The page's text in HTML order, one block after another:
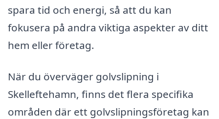
spara tid och energi, så att du kan
fokusera på andra viktiga aspekter av ditt
hem eller företag.
När du överväger golvslipning i
Skelleftehamn, finns det flera specifika
områden där ett golvslipningsföretag kan